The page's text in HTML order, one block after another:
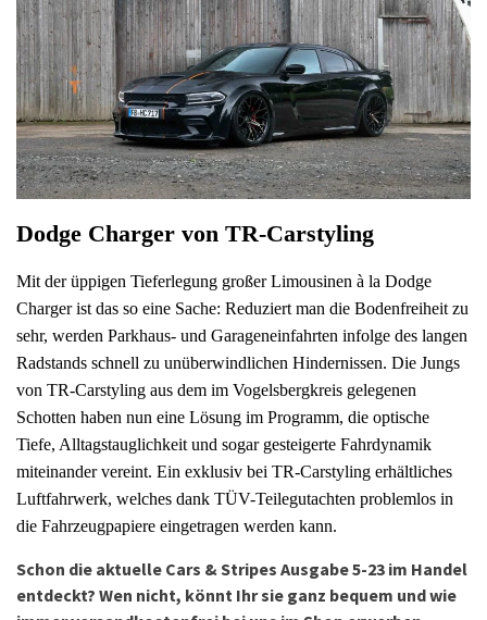
Dodge Charger von TR-Carstyling
Mit der üppigen Tieferlegung großerLimousinen à la Dodge
Chargerist das so eine Sache: Reduziert man die Bodenfreiheit zu
sehr, werden Parkhaus- und Garageneinfahrten infolge des langen
Radstands schnell zu unüberwindlichen Hindernissen. Die Jungs
von TR-Carstyling aus dem im Vogelsbergkreis gelegenen
Schotten haben nun eine Lösung im Programm, die optische
Tiefe, Alltagstauglichkeit und sogar gesteigerte Fahrdynamik
miteinander vereint. Ein exklusiv bei TR-Carstyling erhältliches
Luftfahrwerk, welches dank TÜV-Teilegutachten problemlos in
die Fahrzeugpapiere eingetragen werden kann.
Schon die aktuelle Cars & Stripes Ausgabe 5-23 im Handel
entdeckt? Wen nicht, könnt Ihr sie ganz bequem und wie